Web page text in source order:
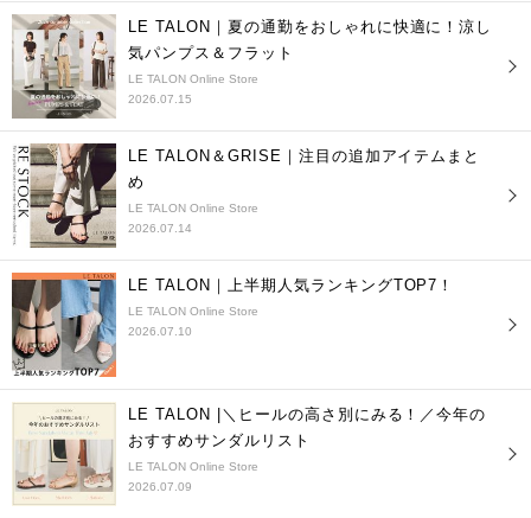
LE TALON｜夏の通勤をおしゃれに快適に！涼し
気パンプス＆フラット
LE TALON Online Store
2026.07.15
LE TALON＆GRISE｜注目の追加アイテムまと
め
LE TALON Online Store
2026.07.14
LE TALON｜上半期人気ランキングTOP7！
LE TALON Online Store
2026.07.10
LE TALON |＼ヒールの高さ別にみる！／今年の
おすすめサンダルリスト
LE TALON Online Store
2026.07.09